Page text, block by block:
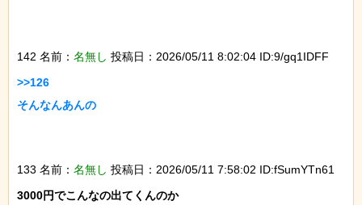
142 名前： 名無し 投稿日：2026/05/11 8:02:04 ID:9/gq1IDFF
>>126
そんなんあんの
133 名前： 名無し 投稿日：2026/05/11 7:58:02 ID:fSumYTn61
3000円でこんなの出てくんのか